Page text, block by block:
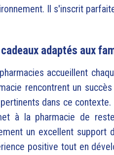
Il s'inscrit
cadeaux adaptés aux
accueillent
rencontrent un
dans ce
à la pharmacie de
un excellent support
positive tout en